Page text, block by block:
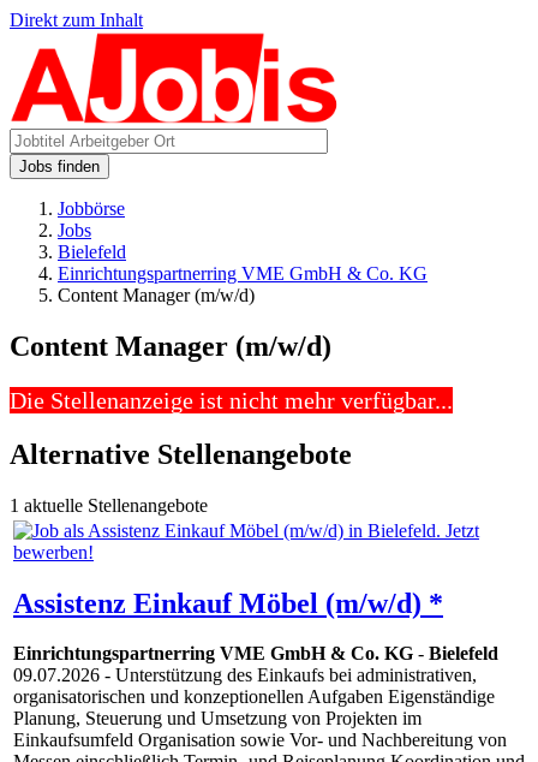
Direkt zum Inhalt
Jobs finden
Jobbörse
Jobs
Bielefeld
Einrichtungspartnerring VME GmbH & Co. KG
Content Manager (m/w/d)
Content Manager (m/w/d)
Die Stellenanzeige ist nicht mehr verfügbar...
Alternative Stellenangebote
1 aktuelle Stellenangebote
Assistenz Einkauf Möbel (m/w/d) *
Einrichtungspartnerring VME GmbH & Co. KG - Bielefeld
09.07.2026 - Unterstützung des Einkaufs bei administrativen,
organisatorischen und konzeptionellen Aufgaben Eigenständige
Planung, Steuerung und Umsetzung von Projekten im
Einkaufsumfeld Organisation sowie Vor- und Nachbereitung von